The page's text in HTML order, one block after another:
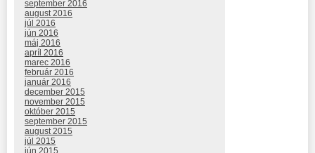
september 2016
august 2016
júl 2016
jún 2016
máj 2016
apríl 2016
marec 2016
február 2016
január 2016
december 2015
november 2015
október 2015
september 2015
august 2015
júl 2015